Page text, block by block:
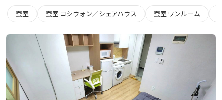
蚕室 蚕室 コシウォン／シェアハウス 蚕室 ワンルーム